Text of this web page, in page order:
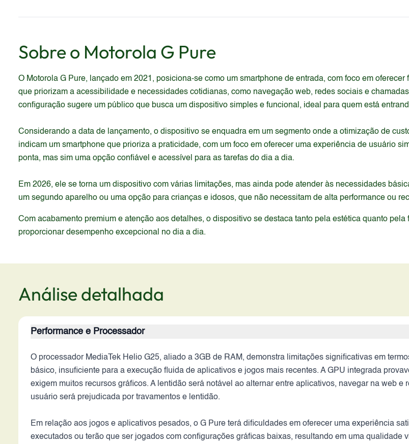
Sobre o Motorola G Pure
O Motorola G Pure, lançado em 2021, posiciona-se como um smartphone de entrada, com foco em
que priorizam a acessibilidade e necessidades cotidianas, como navegação web, redes sociais e
configuração sugere um público que busca um dispositivo simples e funcional, ideal para quem está
Considerando a data de lançamento, o dispositivo se enquadra em um segmento onde a otimização de
indicam um smartphone que prioriza a praticidade, com um foco em oferecer uma experiência de usuário
ponta, mas sim uma opção confiável e acessível para as tarefas do dia a dia.
Em 2026, ele se torna um dispositivo com várias limitações, mas ainda pode atender às necessidades
um segundo aparelho ou uma opção para crianças e idosos, que não necessitam de alta performance ou
Com acabamento premium e atenção aos detalhes, o dispositivo se destaca tanto pela estética quanto
proporcionar desempenho excepcional no dia a dia.
Análise detalhada
Performance e Processador
O processador MediaTek Helio G25, aliado a 3GB de RAM, demonstra limitações significativas em
básico, insuficiente para a execução fluida de aplicativos e jogos mais recentes. A GPU integrada
exigem muitos recursos gráficos. A lentidão será notável ao alternar entre aplicativos, navegar na web
usuário será prejudicada por travamentos e lentidão.
Em relação aos jogos e aplicativos pesados, o G Pure terá dificuldades em oferecer uma experiência
executados ou terão que ser jogados com configurações gráficas baixas, resultando em uma qualidade